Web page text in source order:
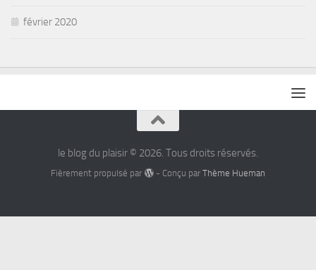
février 2020
le blog du plaisir © 2026. Tous droits réservés.
Fièrement propulsé par - Conçu par Thème Hueman